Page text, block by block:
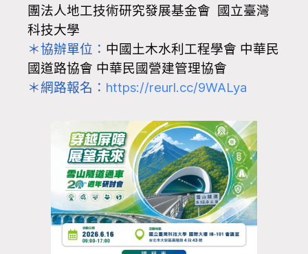
團法人地工技術研究發展基金會 國立臺灣
科技大學
＊協辦單位： 中國土木水利工程學會 中華民
國道路協會 中華民國營建管理協會
＊網路報名： https://reurl.cc/9WALya